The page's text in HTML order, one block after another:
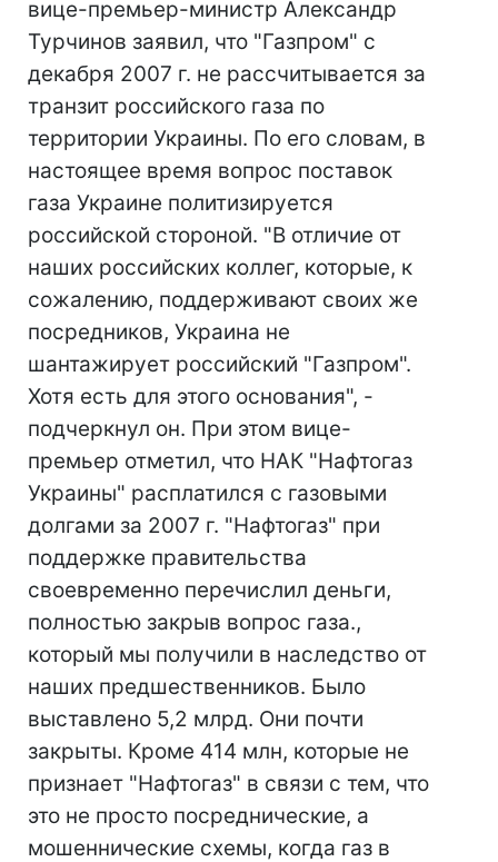
вице-премьер-министр Александр
Турчинов заявил, что "Газпром" с
декабря 2007 г. не рассчитывается за
транзит российского газа по
территории Украины. По его словам, в
настоящее время вопрос поставок
газа Украине политизируется
российской стороной. "В отличие от
наших российских коллег, которые, к
сожалению, поддерживают своих же
посредников, Украина не
шантажирует российский "Газпром".
Хотя есть для этого основания", -
подчеркнул он. При этом вице-
премьер отметил, что НАК "Нафтогаз
Украины" расплатился с газовыми
долгами за 2007 г. "Нафтогаз" при
поддержке правительства
своевременно перечислил деньги,
полностью закрыв вопрос газа.,
который мы получили в наследство от
наших предшественников. Было
выставлено 5,2 млрд. Они почти
закрыты. Кроме 414 млн, которые не
признает "Нафтогаз" в связи с тем, что
это не просто посреднические, а
мошеннические схемы, когда газ в